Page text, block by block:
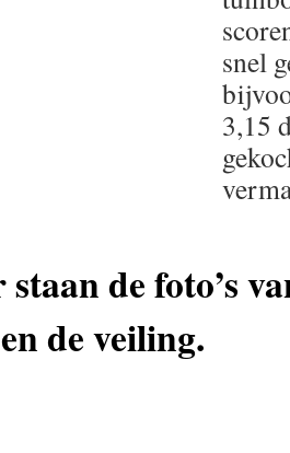
snel
3,15
de foto’s
de veiling.